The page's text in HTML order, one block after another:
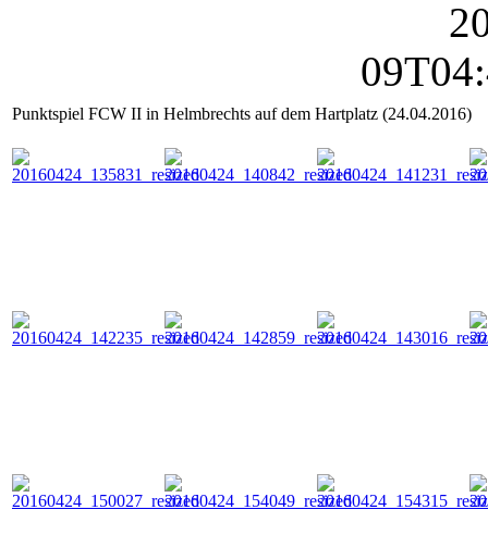
Punktspiel FCW II in Helmbrechts auf dem Hartplatz (24.04.2016)